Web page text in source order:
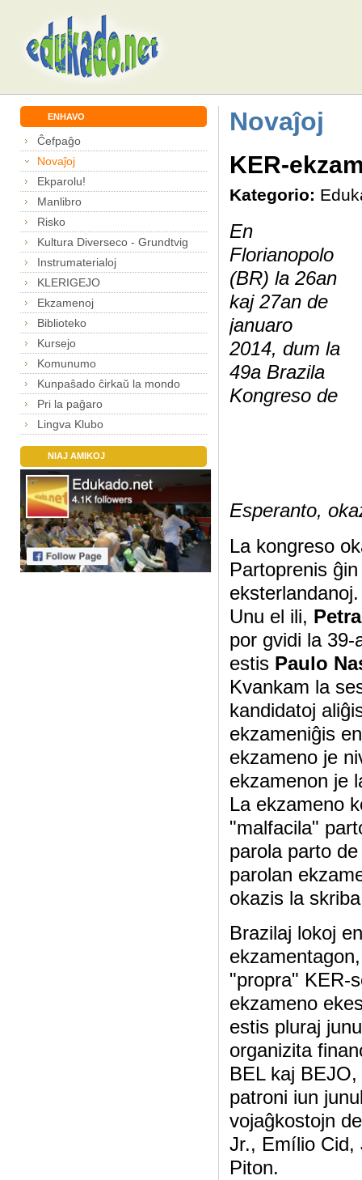
ENHAVO
Ĉefpaĝo
Novaĵoj
Ekparolu!
Manlibro
Risko
Kultura Diverseco - Grundtvig
Instrumaterialoj
KLERIGEJO
Ekzamenoj
Biblioteko
Kursejo
Komunumo
Kunpaŝado ĉirkaŭ la mondo
Pri la paĝaro
Lingva Klubo
NIAJ AMIKOJ
Novaĵoj
KER-
Kategorio:
En
Florianopolo
(BR) la 26an
kaj 27an de
januaro
2014, dum la
49a Brazila
Kongreso de
Esperanto,
La kongreso
Partoprenis
Unu el ili,
por gvidi la
estis Paulo
Kvankam la
kandidatoj
ekzameniĝis
ekzameno je
ekzamenon je
La ekzameno
"malfacila"
parola parto
parolan
okazis la
Brazilaj lokoj
"propra" KER-
ekzameno
estis pluraj
organizita
BEL kaj
patroni iun
vojaĝkostojn
Jr., Emílio Cid,
Piton.